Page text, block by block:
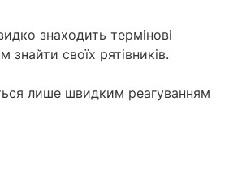
знаходить термінові
своїх рятівників.
лише швидким реагуванням